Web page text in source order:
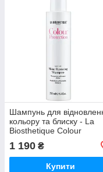
Шампунь для
кольору та блиску - La
Biosthetique Colour
Protection Shine
Colour Shampoo
1 190 ₴
Купити